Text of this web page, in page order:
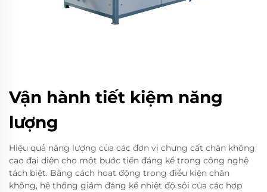
Vận hành tiết kiệm năng
lượng
Hiệu quả năng lượng của các đơn vị chưng cất chân không
cao đại diện cho một bước tiến đáng kể trong công nghệ
tách biệt. Bằng cách hoạt động trong điều kiện chân
không, hệ thống giảm đáng kể nhiệt độ sôi của các hợp